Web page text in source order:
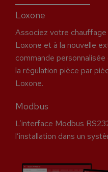
Loxone
Associez votre chauffage
Loxone et à la nouvelle
commande
la régulation pièce par
Loxone.
Modbus
L’interface Modbus
l’installation dans un